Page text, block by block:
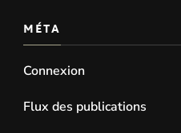
MÉTA
Connexion
Flux des publications